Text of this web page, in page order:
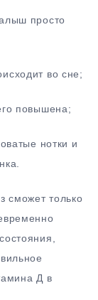
просто
во сне;
повышена;
нотки и
сможет только
Д в